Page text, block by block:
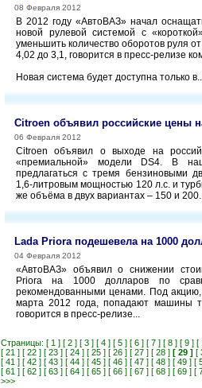
08 Февраля 2012
В 2012 году «АвтоВАЗ» начал
новой рулевой системой с
уменьшить количество оборотов руля
4,02 до 3,1, говорится в пресс-релизе
Новая система будет доступна только
Citroen объявил российские цены
06 Февраля 2012
Citroen объявил о выходе на
«премиальной» модели DS4. В
предлагаться с тремя бензиновыми
1,6-литровым мощностью 120 л.с. и
же объёма в двух вариантах – 150 и
Lada Priora подешевела на 1000
04 Февраля 2012
«АвтоВАЗ» объявил о снижении
Priora на 1000 долларов по
рекомендованными ценами. Под
марта 2012 года, попадают машины
говорится в пресс-релизе...
Страницы: [ 1 ] [ 2 ] [ 3 ] [ 4 ] [ 5 ] [ 6 ] [ 7 ] [ 8 ] [ 9 ] [
[ 21 ] [ 22 ] [ 23 ] [ 24 ] [ 25 ] [ 26 ] [ 27 ] [ 28 ] [ 29 ] [
[ 41 ] [ 42 ] [ 43 ] [ 44 ] [ 45 ] [ 46 ] [ 47 ] [ 48 ] [ 49 ] [
[ 61 ] [ 62 ] [ 63 ] [ 64 ] [ 65 ] [ 66 ] [ 67 ] [ 68 ] [ 69 ] [
>>>